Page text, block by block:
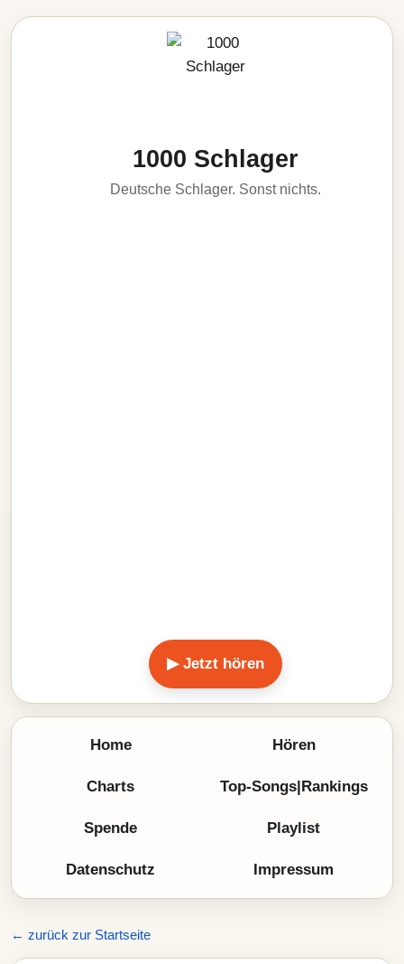
1000 Schlager
Deutsche Schlager. Sonst nichts.
▶ Jetzt hören
Home Hören
Charts Top-Songs|Rankings
Spende Playlist
Datenschutz Impressum
← zurück zur Startseite